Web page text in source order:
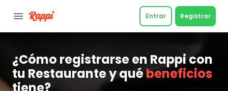
Entrar Registrar
¿Cómo registrarse en Rappi con
tu Restaurante y québeneficios